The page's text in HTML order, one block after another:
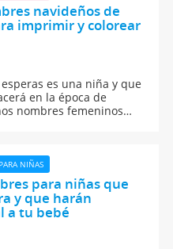
navideños de
imprimir y colorear
es una niña y que
en la época de
nombres femeninos
NIÑAS
para niñas que
y que harán
a tu bebé